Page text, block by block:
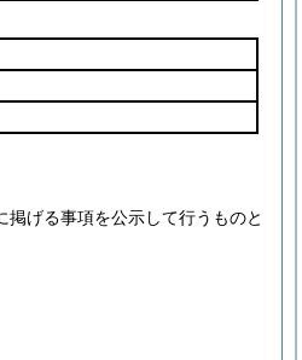
げる事項を公示して行うものと